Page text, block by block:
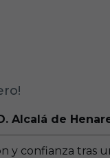
Alcalá de
confianza tras